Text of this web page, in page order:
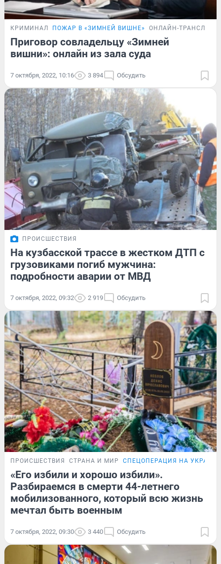
КРИМИНАЛ ПОЖАР В «ЗИМНЕЙ ВИШНЕ» ОНЛАЙН-
Приговор совладельцу «Зимней
вишни»: онлайн из зала суда
7 октября, 2022, 10:16 3 894 Обсудить
ПРОИСШЕСТВИЯ
На кузбасской трассе в жестком ДТП с
грузовиками погиб мужчина:
подробности аварии от МВД
7 октября, 2022, 09:32 2 919 Обсудить
ПРОИСШЕСТВИЯ СТРАНА И МИР СПЕЦОПЕРАЦИЯ НА УКРАИНЕ
«Его избили и хорошо избили».
Разбираемся в смерти 44-летнего
мобилизованного, который всю жизнь
мечтал быть военным
7 октября, 2022, 09:30 3 440 Обсудить